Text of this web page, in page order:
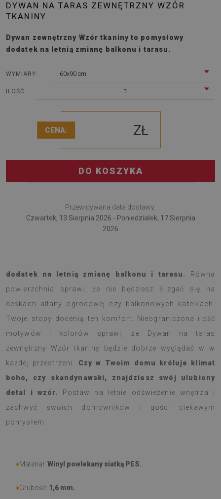
DYWAN NA TARAS ZEWNĘTRZNY WZÓR
TKANINY
Dywan zewnętrzny Wzór tkaniny to pomysłowy
dodatek na letnią zmianę balkonu i tarasu.
WYMIARY: 60x90 cm
ILOŚĆ 1
CENA: ZŁ
DO KOSZYKA
Przewidywana data dostawy:
Czwartek, 13 Sierpnia 2026 - Poniedziałek, 17 Sierpnia
2026
dodatek na letnią zmianę balkonu i tarasu.
Równa
powierzchnia sprawi, że nie będziesz ślizgać się na
deskach altany ogrodowej czy balkonowych kafelkach.
Twoje stopy docenią ten komfort. Nieograniczona ilość
motywów i kolorów sprawi, że Dywan na taras
zewnętrzny Wzór tkaniny będzie dobrze wyglądać w w
każdej przestrzeni.
Czy w Twoim domu króluje klimat
boho, czy skandynawski, znajdziesz swój ulubiony
detal i wzór.
Postaw na letnie odświeżenie wnętrza i
zachwyć swoich domowników i gości ciekawym
pomysłem.
♦Materiał: Winyl powlekany siatką PES.
♦Grubość: 1,6 mm.